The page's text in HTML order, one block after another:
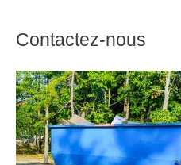
Contactez-nous